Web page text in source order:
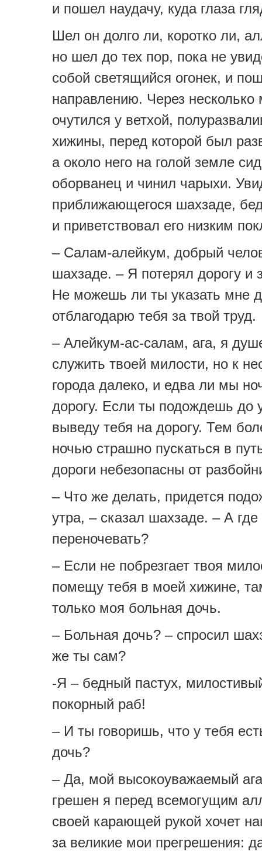
и пошел наудачу, куда глаза
Шел он долго ли, коротко ли,
но шел до тех пор, пока не
собой светящийся огонек, и
направлению. Через несколько
очутился у ветхой,
хижины, перед которой был
а около него на голой земле
оборванец и чинил чарыхи.
приближающегося шахзаде,
и приветствовал его низким
– Салам-алейкум, добрый
шахзаде. – Я потерял дорогу и
Не можешь ли ты указать мне
отблагодарю тебя за твой труд.
– Алейкум-ас-салам, ага, я
служить твоей милости, но к
города далеко, и едва ли мы
дорогу. Если ты подождешь до
выведу тебя на дорогу. Тем
ночью страшно пускаться в
дороги небезопасны от
– Что же делать, придется
утра, – сказал шахзаде. – А
переночевать?
– Если не побрезгает твоя
помещу тебя в моей хижине,
только моя больная дочь.
– Больная дочь? – спросил
же ты сам?
-Я – бедный пастух,
покорный раб!
– И ты говоришь, что у тебя
дочь?
– Да, мой высокоуважаемый
грешен я перед всемогущим
своей карающей рукой хочет
за великие мои прегрешения: